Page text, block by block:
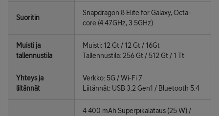
Suoritin
Snapdragon 8 Elite for Galaxy, Octa-
core (4.47GHz, 3.5GHz)
Muisti ja
tallennustila
Muisti: 12 Gt / 12 Gt / 16Gt
Tallennustila: 256 Gt / 512 Gt / 1 Tt
Yhteys ja
liitännät
Verkko: 5G / Wi-Fi 7
Liitännät: USB 3.2 Gen1 / Bluetooth 5.4
4 400 mAh Superpikalataus (25 W) /